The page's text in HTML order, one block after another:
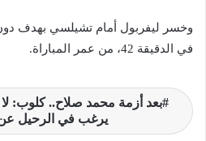
وخسر ليفربول أمام تشيلسي بهدف
في الدقيقة 42، من عمر المباراة.
بعد أزمة محمد صلاح.. كلوب:
يرغب في الرحيل